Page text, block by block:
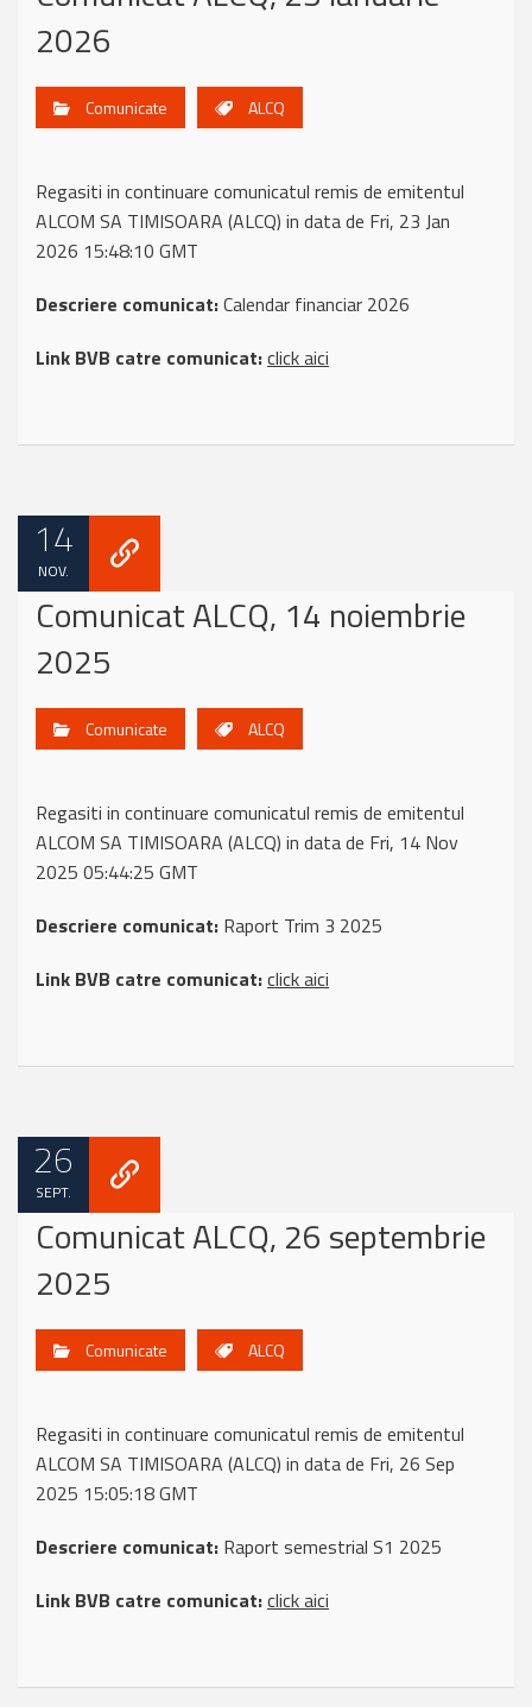
2026
Comunicate ALCQ
Regasiti in continuare comunicatul remis de emitentul
ALCOM SA TIMISOARA (ALCQ) in data de Fri, 23 Jan
2026 15:48:10 GMT
Descriere comunicat:Calendar financiar 2026
Link BVB catre comunicat:click aici
14
NOV.
Comunicat ALCQ, 14 noiembrie
2025
Comunicate ALCQ
Regasiti in continuare comunicatul remis de emitentul
ALCOM SA TIMISOARA (ALCQ) in data de Fri, 14 Nov
2025 05:44:25 GMT
Descriere comunicat: Raport Trim 3 2025
Link BVB catre comunicat:click aici
26
SEPT.
Comunicat ALCQ, 26 septembrie
2025
Comunicate ALCQ
Regasiti in continuare comunicatul remis de emitentul
ALCOM SA TIMISOARA (ALCQ) in data de Fri, 26 Sep
2025 15:05:18 GMT
Descriere comunicat: Raport semestrial S1 2025
Link BVB catre comunicat:click aici